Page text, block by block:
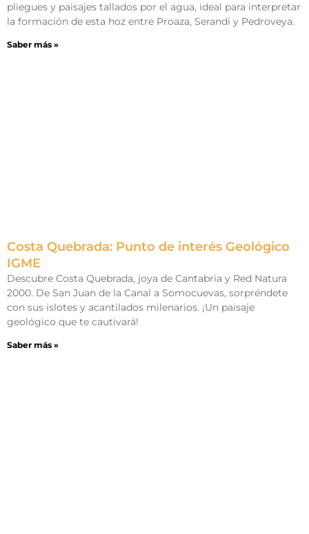
pliegues y paisajes tallados por el agua, ideal para interpretar
la formación de esta hoz entre Proaza, Serandi y Pedroveya.
Saber más »
Costa Quebrada: Punto de interés Geológico
IGME
Descubre Costa Quebrada, joya de Cantabria y Red Natura
2000. De San Juan de la Canal a Somocuevas, sorpréndete
con sus islotes y acantilados milenarios. ¡Un paisaje
geológico que te cautivará!
Saber más »